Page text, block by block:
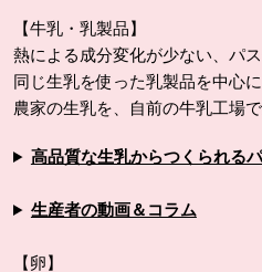
【牛乳・乳製品】
熱による成分変化が少ない、パ
同じ生乳を使った乳製品を中心
農家の生乳を、自前の牛乳工場
高品質な生乳からつくられる
生産者の動画＆コラム
【卵】